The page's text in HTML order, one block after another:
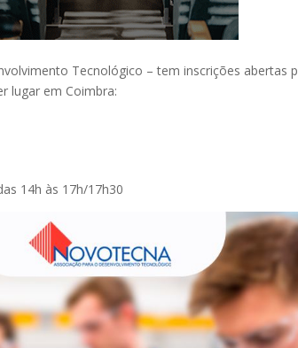
Tecnológico – tem inscrições abertas
lugar em Coimbra:
14h às 17h/17h30